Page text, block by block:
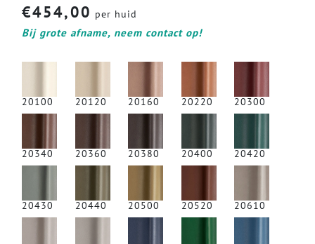
€454,00 per huid
Bij grote afname, neem contact op!
20100 20120 20160 20220 20300
20340 20360 20380 20400 20420
20430 20440 20500 20520 20610